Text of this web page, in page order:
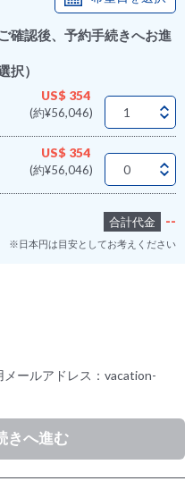
確認後、予約手続きへお進
択）
US$ 354
(約¥56,046)
US$ 354
(約¥56,046)
合計代金 --
※日本円は目安としてお考えください
ールアドレス：vacation-
きへ進む